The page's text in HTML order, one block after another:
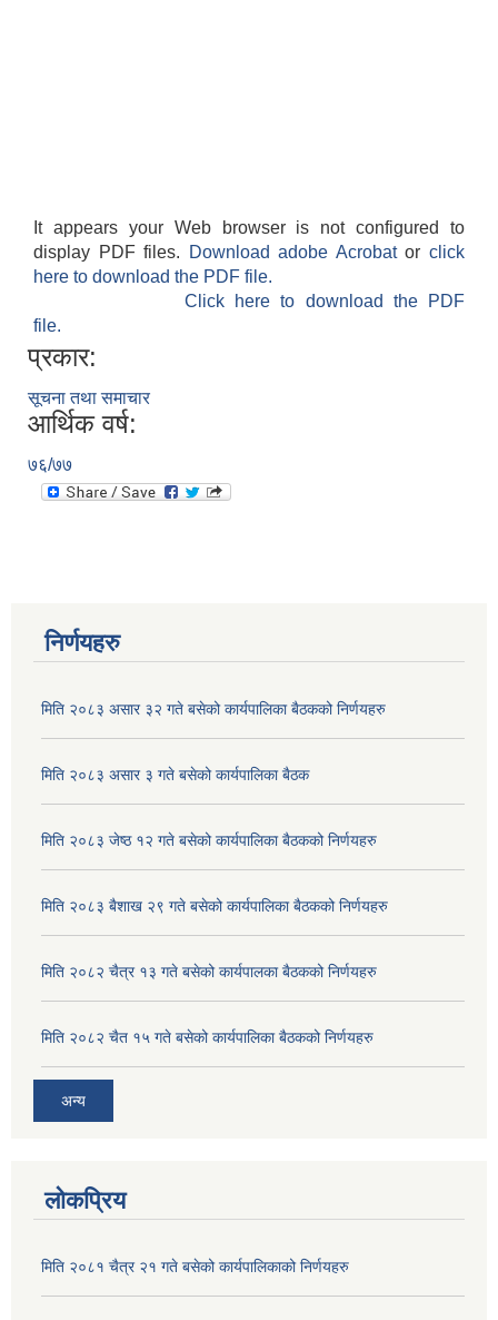
It appears your Web browser is not configured to
display PDF files.
Download adobe Acrobatorclick
here to download the PDF file.
Click here to download the PDF
file.
प्रकार:
सूचना तथा समाचार
आर्थिक वर्ष:
७६/७७
निर्णयहरु
मिति २०८३ असार ३२ गते बसेको कार्यपालिका बैठकको निर्णयहरु
मिति २०८३ असार ३ गते बसेको कार्यपालिका बैठक
मिति २०८३ जेष्ठ १२ गते बसेको कार्यपालिका बैठकको निर्णयहरु
मिति २०८३ बैशाख २९ गते बसेको कार्यपालिका बैठकको निर्णयहरु
मिति २०८२ चैत्र १३ गते बसेको कार्यपालका बैठकको निर्णयहरु
मिति २०८२ चैत १५ गते बसेको कार्यपालिका बैठकको निर्णयहरु
अन्य
लोकप्रिय
मिति २०८१ चैत्र २१ गते बसेको कार्यपालिकाको निर्णयहरु